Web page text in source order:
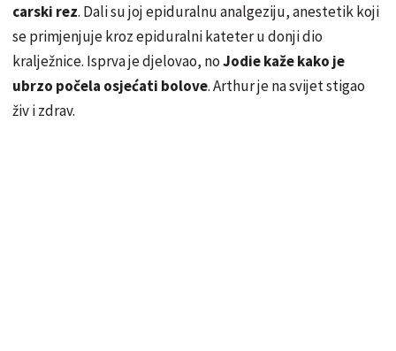
carski rez. Dali su joj epiduralnu analgeziju, anestetik koji
se primjenjuje kroz epiduralni kateter u donji dio
kralježnice. Isprva je djelovao, noJodie kaže kako je
ubrzo počela osjećati bolove. Arthur je na svijet stigao
živ i zdrav.